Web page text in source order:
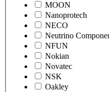
MOON
Nanoprotech
NECO
Neutrino
NFUN
Nokian
Novatec
NSK
Oakley